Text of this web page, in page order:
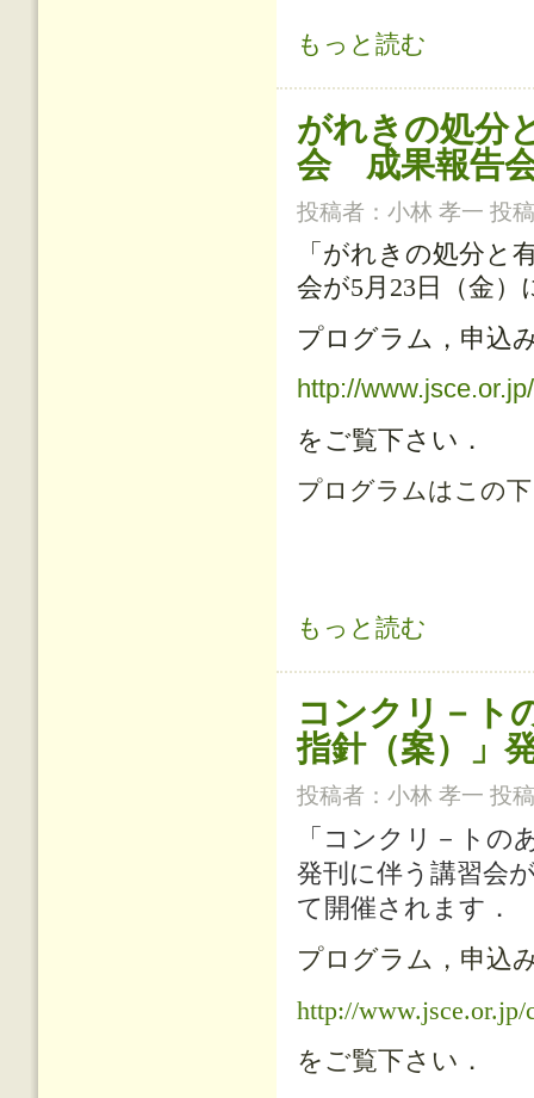
「トンネル構造物のコンクリート
もっと読む
がれきの処分
会 成果報告
投稿者： 小林 孝一 投
「がれきの処分と
会が5月 23日（金）
プログラム，申込
http://
をご覧下さい．
プログラムはこの
がれきの処分と有効利用に関する
もっと読む
コンクリ－ト
指針（案）」
投稿者： 小林 孝一 投
「コンクリ－トの
発刊に伴う講習会
て開催されます．
プログラム，申込
http://www.jsce.or.jp/
をご覧下さい．